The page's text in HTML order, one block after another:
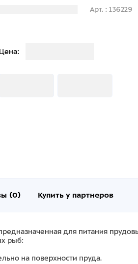
Арт. : 136229
Цена:
(0) Купить у партнеров
для питания
рыб:
на поверхности пруда.